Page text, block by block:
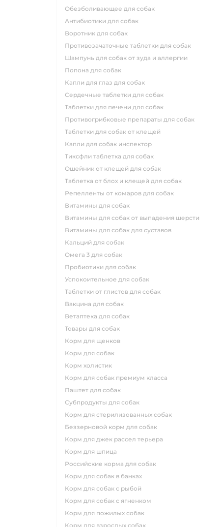
обезболивающее для собак
антибиотики для собак
воротник для собак
противозачаточные таблетки для собак
шампунь для собак от зуда и аллергии
попона для собак
капли для глаз для собак
сердечные таблетки для собак
таблетки для печени для собак
противогрибковые препараты для собак
таблетки для собак от клещей
капли для собак инспектор
тиксфли таблетка для собак
ошейник от клещей для собак
таблетка от блох и клещей для собак
репелленты от комаров для собак
витамины для собак
витамины для собак от выпадения шерсти
витамины для собак для суставов
кальций для собак
омега 3 для собак
пробиотики для собак
успокоительное для собак
таблетки от глистов для собак
вакцина для собак
ветаптека для собак
товары для собак
корм для щенков
корм для собак
корм холистик
корм для собак премиум класса
паштет для собак
субпродукты для собак
корм для стерилизованных собак
беззерновой корм для собак
корм для джек рассел терьера
корм для шпица
российские корма для собак
корм для собак в банках
корм для собак с рыбой
корм для собак с ягненком
корм для пожилых собак
корм для взрослых собак